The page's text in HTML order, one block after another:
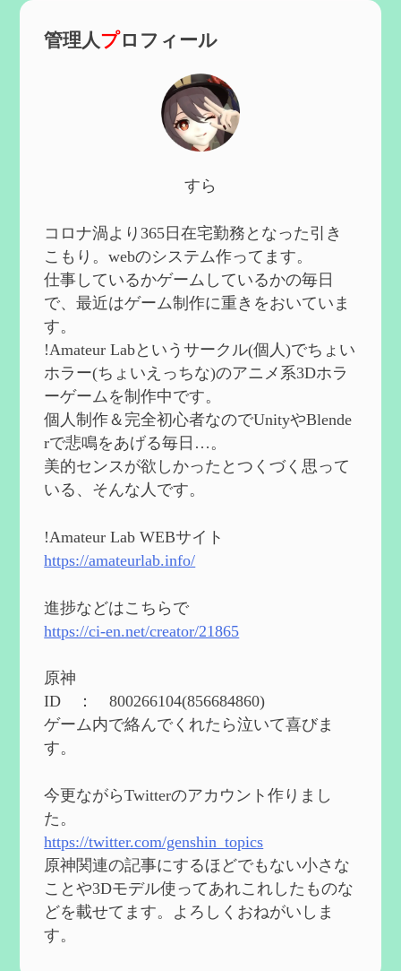
第６０回 炎神マーヴィカの性能、探索に
第５９回 アチーブメント「対決者・２」
を作成
第５８回 集敵以外のすべてを持ってしま
ったサポーターシロネンの解説【2凸ま
2024/09/02
第５７回 アチーブメント「対決者・１」
を手に入れたい
を作成
2024/09/02
第５６回 ムアラニの簡易解説と使用感な
ど【0~1凸】
2024/08/11
第５５回 【無凸無モチ】エミリエを使っ
てみた感想を作成
2024/06/26
第４９回 フリーナの簡易性能紹介とテン
ションについての検証を更新
2024/05/12
能と3凸までを更新
2024/05/11
eを3BBB化してみた
2024/04/26
能と3凸まで
2024/04/03
第４８回 ヌヴィレットの性能と凸比較
更新
2024/2/10
能 それぞれの強みなどを作成
2024/2/04
第５２回 璃月精鋭狩ルート【沈玉の谷
編】を作成
2024/1/25
Ultimate Trainerの使い方【RE2】を作成
2024/1/23
管理人プロフィール
すら
コロナ渦より365日在宅勤務となった引き
こもり。webのシステム作ってます。
仕事しているかゲームしているかの毎日
で、最近はゲーム制作に重きをおいていま
す。
!Amateur Labというサークル(個人)でちょい
ホラー(ちょいえっちな)のアニメ系3Dホラ
ーゲームを制作中です。
個人制作＆完全初心者なのでUnityやBlende
rで悲鳴をあげる毎日…。
美的センスが欲しかったとつくづく思って
いる、そんな人です。
!Amateur Lab WEBサイト
https://amateurlab.info/
進捗などはこちらで
https://ci-en.net/creator/21865
原神
ID ： 800266104(856684860)
ゲーム内で絡んでくれたら泣いて喜びま
す。
今更ながらTwitterのアカウント作りまし
た。
https://twitter.com/genshin_topics
原神関連の記事にするほどでもない小さな
ことや3Dモデル使ってあれこれしたものな
どを載せてます。よろしくおねがいしま
す。